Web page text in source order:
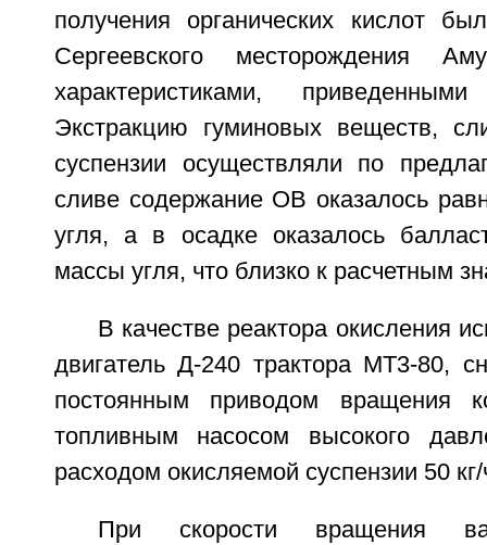
получения органических кислот
Сергеевского месторождения
характеристиками,
Экстракцию гуминовых веществ,
суспензии осуществляли по
сливе содержание ОВ оказалось
угля, а в осадке оказалось
массы угля, что близко к расчетным
В качестве реактора окисления
двигатель Д-240 трактора МТ3-80,
постоянным приводом вращения
топливным насосом высокого
расходом окисляемой суспензии 50 кг/
При скорости вращения